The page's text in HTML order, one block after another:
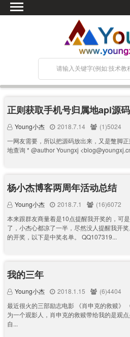
网站搭建
关于Blog
宝塔面板
正则获取手机号归属地api源码
Young小杰 2018.7.14
(1)5024
一网友需要，所以把源码放出来，又是蹩脚
地查询 * @author Youngxj
杨小杰博客两周年活动总结
Young小杰 2018.7.1
(16)6072
本来跟群友商量着是10点提醒我开奖的，可
了，小杰心都凉了一半，尽然没人提醒我开
的开奖，以下是中奖名单。 QQ107319...
我的三年
Young小杰 2018.1.15
(6)4404
最近很火的三部励志电影 《肖申克的救赎》
为一个观影人，肖申克的救赎带给我的是观
自...